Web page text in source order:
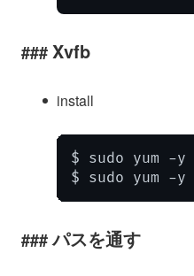
Xvfb
install
$ sudo yum -
$ sudo yum -
パスを通す